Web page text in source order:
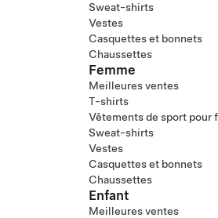
Sweat-shirts
Vestes
Casquettes et bonnets
Chaussettes
Femme
Meilleures ventes
T-shirts
Vêtements de sport pour
Sweat-shirts
Vestes
Casquettes et bonnets
Chaussettes
Enfant
Meilleures ventes